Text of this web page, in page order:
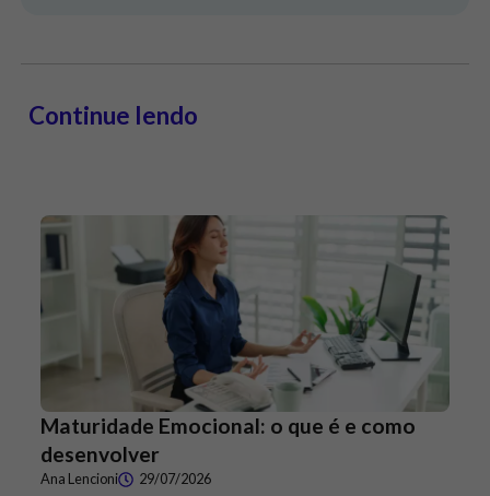
Continue lendo
Maturidade Emocional: o que é e como
desenvolver
Ana Lencioni 29/07/2026